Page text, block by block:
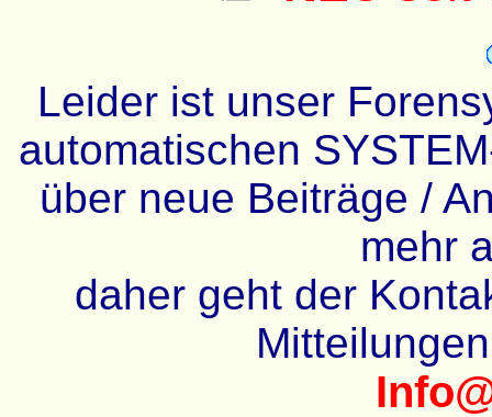
Leider ist unser
automatischen
über neue Beiträge /
mehr
daher geht der